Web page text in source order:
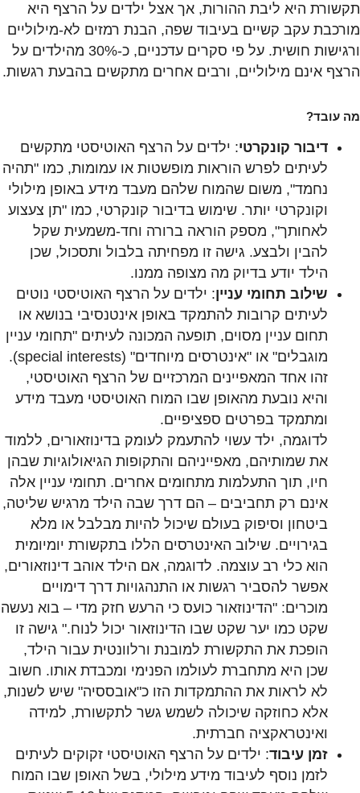
תקשורת היא ליבת ההורות, אך אצל ילדים על הרצף היא
מורכבת עקב קשיים בעיבוד שפה, הבנת רמזים לא-מילוליים
ורגישות חושית. על פי סקרים עדכניים, כ-30% מהילדים על
הרצף אינם מילוליים, ורבים אחרים מתקשים בהבעת רגשות.
מה עובד?
דיבור קונקרטי: ילדים על הרצף האוטיסטי מתקשים
לעיתים לפרש הוראות מופשטות או עמומות, כמו "תהיה
נחמד", משום שהמוח שלהם מעבד מידע באופן מילולי
וקונקרטי יותר. שימוש בדיבור קונקרטי, כמו "תן צעצוע
לאחותך", מספק הוראה ברורה וחד-משמעית שקל
להבין ולבצע. גישה זו מפחיתה בלבול ותסכול, שכן
הילד יודע בדיוק מה מצופה ממנו.
שילוב תחומי עניין: ילדים על הרצף האוטיסטי נוטים
לעיתים קרובות להתמקד באופן אינטנסיבי בנושא או
תחום עניין מסוים, תופעה המכונה לעיתים "תחומי עניין
מוגבלים" או "אינטרסים מיוחדים" (special interests).
זהו אחד המאפיינים המרכזיים של הרצף האוטיסטי,
והיא נובעת מהאופן שבו המוח האוטיסטי מעבד מידע
ומתמקד בפרטים ספציפיים.
לדוגמה, ילד עשוי להתעמק לעומק בדינוזאורים, ללמוד
את שמותיהם, מאפייניהם והתקופות הגיאולוגיות שבהן
חיו, תוך התעלמות מתחומים אחרים. תחומי עניין אלה
אינם רק תחביבים – הם דרך שבה הילד מרגיש שליטה,
ביטחון וסיפוק בעולם שיכול להיות מבלבל או מלא
בגירויים. שילוב האינטרסים הללו בתקשורת יומיומית
הוא כלי רב עוצמה. לדוגמה, אם הילד אוהב דינוזאורים,
אפשר להסביר רגשות או התנהגויות דרך דימויים
מוכרים: "הדינוזאור כועס כי הרעש חזק מדי – בוא נעשה
שקט כמו יער שקט שבו הדינוזאור יכול לנוח." גישה זו
הופכת את התקשורת למובנת ורלוונטית עבור הילד,
שכן היא מתחברת לעולמו הפנימי ומכבדת אותו. חשוב
לא לראות את ההתמקדות הזו כ"אובססיה" שיש לשנות,
אלא כחוזקה שיכולה לשמש גשר לתקשורת, למידה
ואינטראקציה חברתית.
זמן עיבוד: ילדים על הרצף האוטיסטי זקוקים לעיתים
לזמן נוסף לעיבוד מידע מילולי, בשל האופן שבו המוח